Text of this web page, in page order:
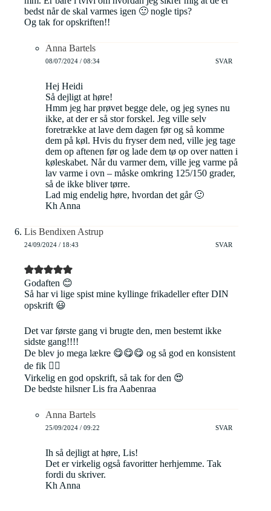
bedst når de skal varmes igen 🙂 nogle tips?
Og tak for opskriften!!
Anna Bartels
08/07/2024 / 08:34 SVAR
Hej Heidi
Så dejligt at høre!
Hmm jeg har prøvet begge dele, og jeg synes nu
ikke, at der er så stor forskel. Jeg ville selv
foretrække at lave dem dagen før og så komme
dem på køl. Hvis du fryser dem ned, ville jeg tage
dem op aftenen før og lade dem tø op over natten i
køleskabet. Når du varmer dem, ville jeg varme på
lav varme i ovn – måske omkring 125/150 grader,
så de ikke bliver tørre.
Lad mig endelig høre, hvordan det går 🙂
Kh Anna
Lis Bendixen Astrup
24/09/2024 / 18:43 SVAR
Godaften 😊
Så har vi lige spist mine kyllinge frikadeller efter DIN
opskrift 😃
Det var første gang vi brugte den, men bestemt ikke
sidste gang!!!!
De blev jo mega lækre 😋😋😋 og så god en konsistent
de fik 👍🏻
Virkelig en god opskrift, så tak for den 😍
De bedste hilsner Lis fra Aabenraa
Anna Bartels
25/09/2024 / 09:22 SVAR
Ih så dejligt at høre, Lis!
Det er virkelig også favoritter herhjemme. Tak
fordi du skriver.
Kh Anna